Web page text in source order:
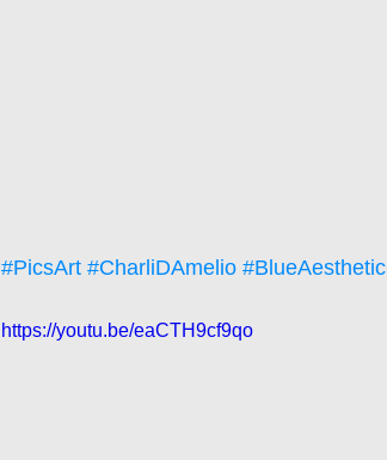
#PicsArt #CharliDAmelio #BlueAesthetic
https://youtu.be/eaCTH9cf9qo